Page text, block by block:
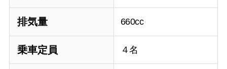
排気量 660cc
乗車定員 ４名